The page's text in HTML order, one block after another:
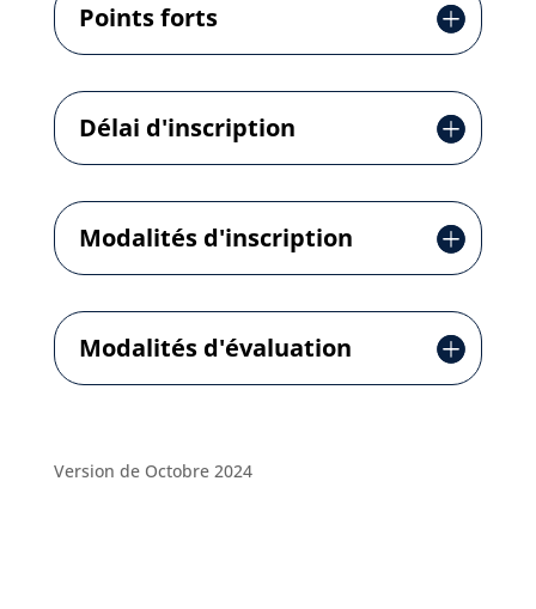
Points forts
Délai d'inscription
Modalités d'inscription
Modalités d'évaluation
Version de Octobre 2024